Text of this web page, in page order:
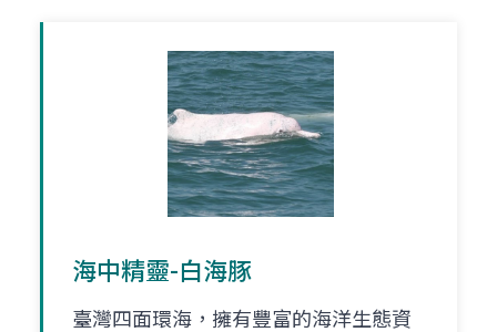
海中精靈-白海豚
臺灣四面環海，擁有豐富的海洋生態資